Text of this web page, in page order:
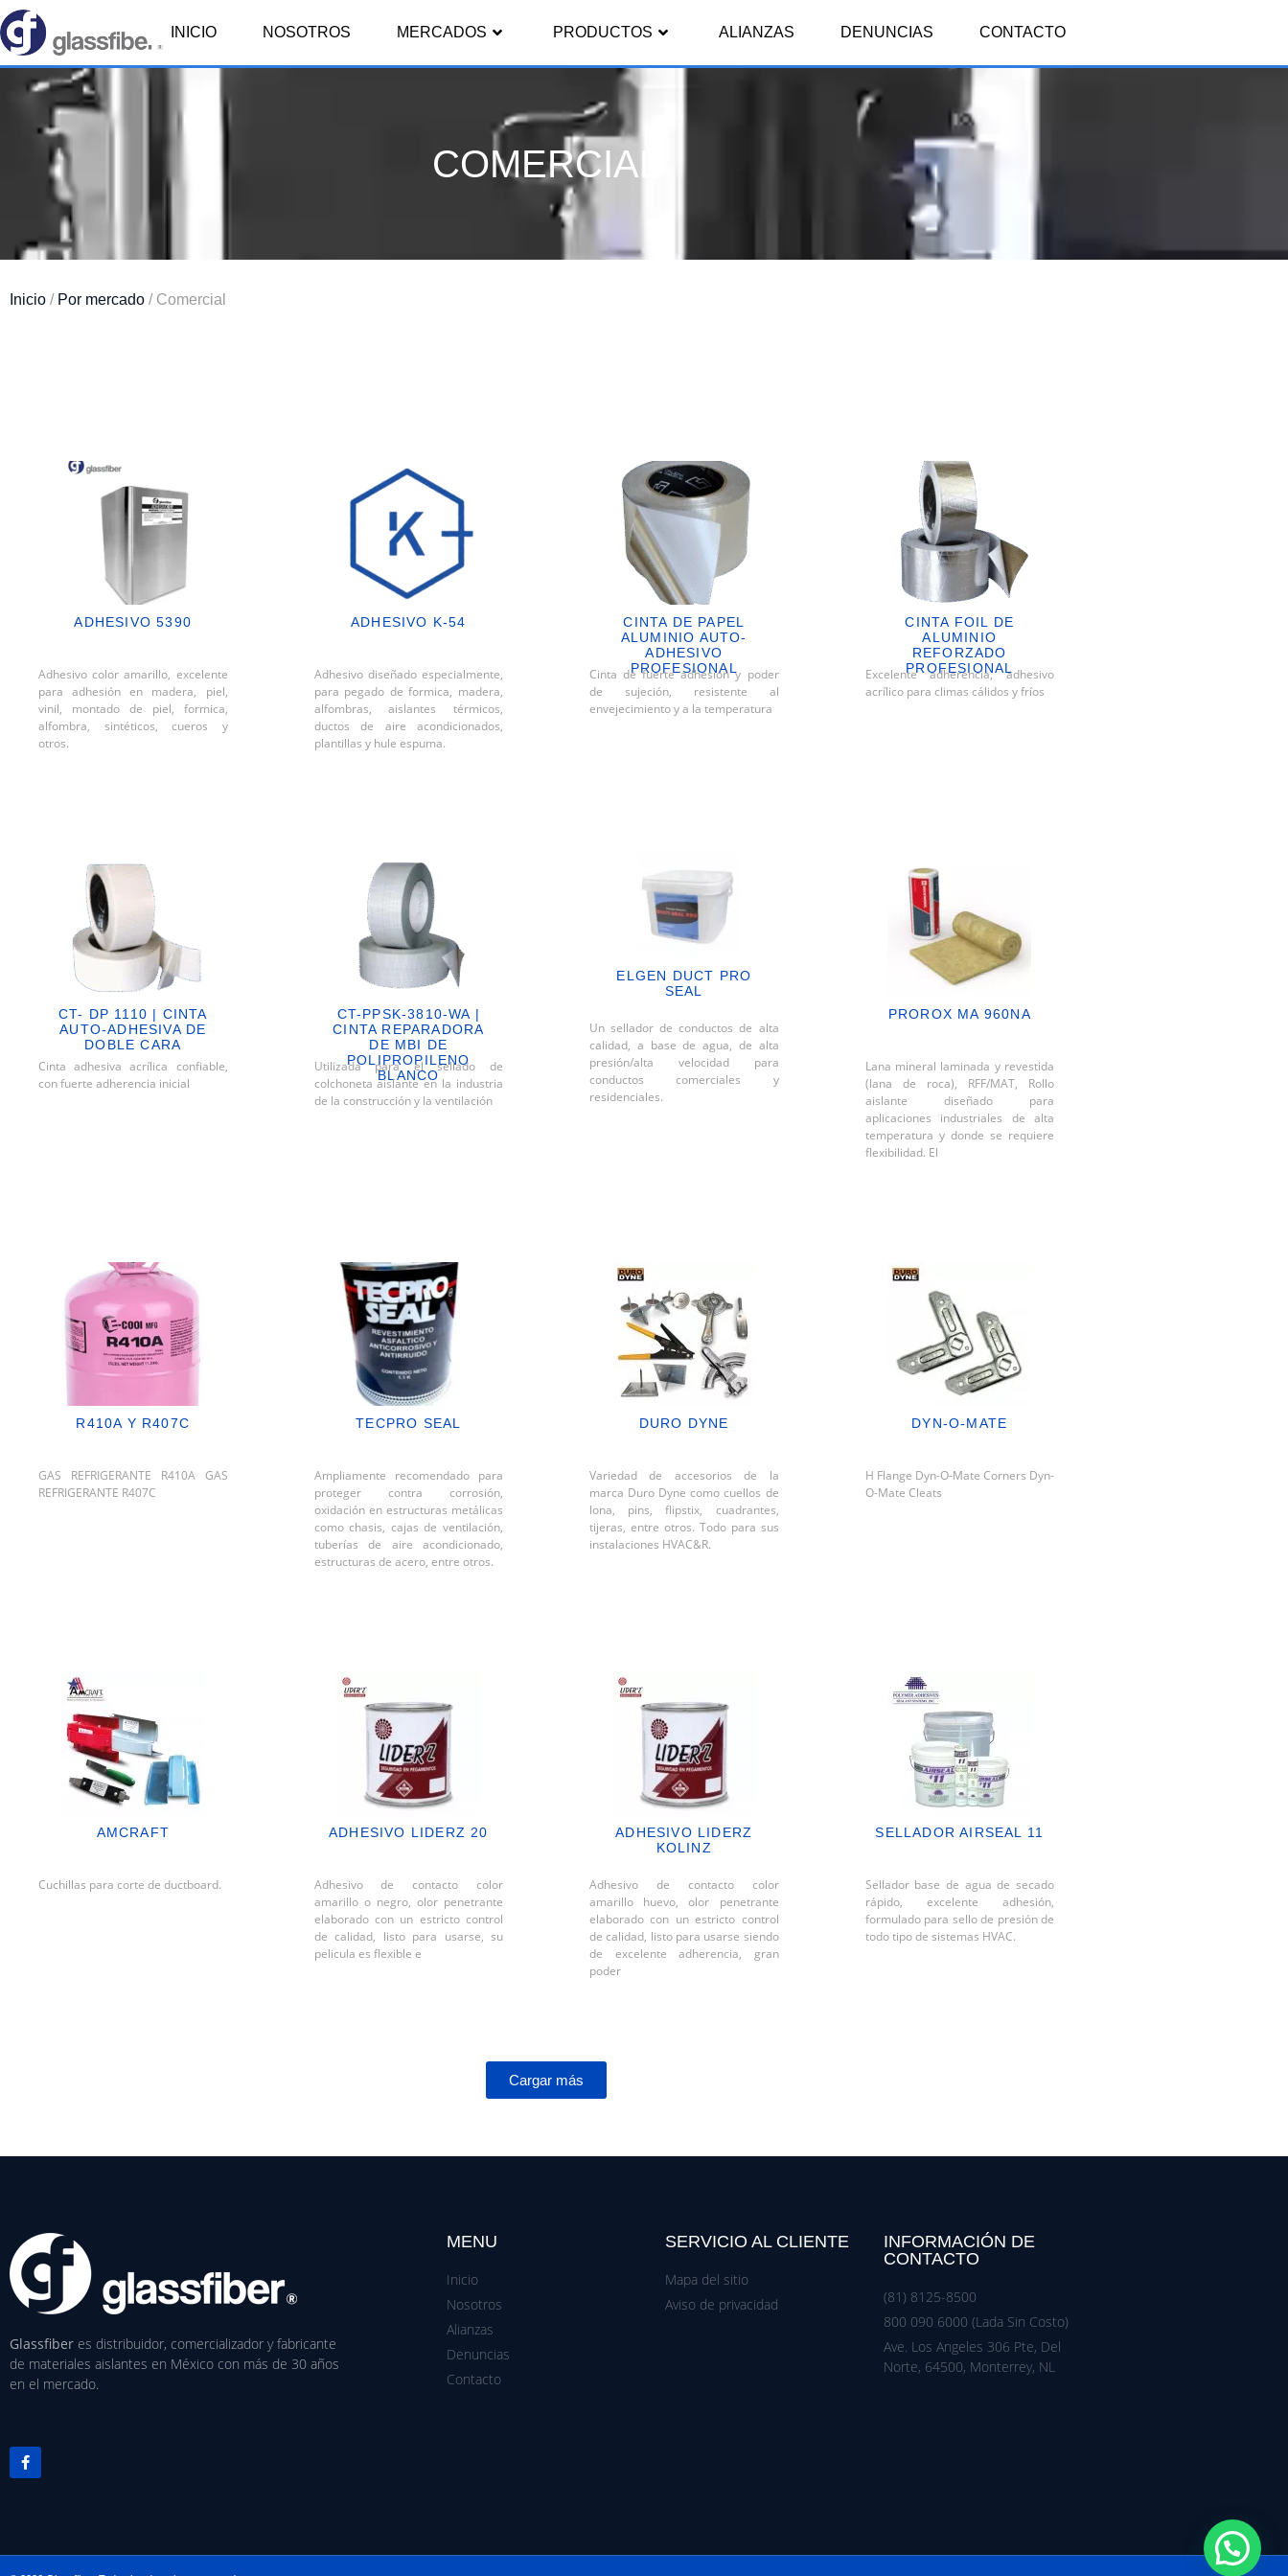
INICIO NOSOTROS MERCADOS PRODUCTOS ALIANZAS DENUNCIAS CONTACTO
COMERCIAL
Inicio / Por mercado / Comercial
ADHESIVO 5390
Adhesivo color amarillo, excelente
para adhesión en madera, piel,
vinil, montado de piel, formica,
alfombra, sintéticos, cueros y
otros.
ADHESIVO K-54
Adhesivo diseñado especialmente,
para pegado de formica, madera,
alfombras, aislantes térmicos,
ductos de aire acondicionados,
plantillas y hule espuma.
CINTA DE PAPEL
ALUMINIO AUTO-
ADHESIVO
PROFESIONAL
Cinta de fuerte adhesión y poder
de sujeción, resistente al
envejecimiento y a la temperatura
CINTA FOIL DE
ALUMINIO
REFORZADO
PROFESIONAL
Excelente adherencia, adhesivo
acrílico para climas cálidos y fríos
CT- DP 1110 | CINTA
AUTO-ADHESIVA DE
DOBLE CARA
Cinta adhesiva acrílica confiable,
con fuerte adherencia inicial
CT-PPSK-3810-WA |
CINTA REPARADORA
DE MBI DE
POLIPROPILENO
BLANCO
Utilizada para el sellado de
colchoneta aislante en la industria
de la construcción y la ventilación
ELGEN DUCT PRO
SEAL
Un sellador de conductos de alta
calidad, a base de agua, de alta
presión/alta velocidad para
conductos comerciales y
residenciales.
PROROX MA 960NA
Lana mineral laminada y revestida
(lana de roca), RFF/MAT, Rollo
aislante diseñado para
aplicaciones industriales de alta
temperatura y donde se requiere
flexibilidad. El
R410A Y R407C
GAS REFRIGERANTE R410A GAS
REFRIGERANTE R407C
TECPRO SEAL
Ampliamente recomendado para
proteger contra corrosión,
oxidación en estructuras metálicas
como chasis, cajas de ventilación,
tuberías de aire acondicionado,
estructuras de acero, entre otros.
DURO DYNE
Variedad de accesorios de la
marca Duro Dyne como cuellos de
lona, pins, flipstix, cuadrantes,
tijeras, entre otros. Todo para sus
instalaciones HVAC&R.
DYN-O-MATE
H Flange Dyn-O-Mate Corners Dyn-
O-Mate Cleats
AMCRAFT
Cuchillas para corte de ductboard.
ADHESIVO LIDERZ 20
Adhesivo de contacto color
amarillo o negro, olor penetrante
elaborado con un estricto control
de calidad, listo para usarse, su
pelicula es flexible e
ADHESIVO LIDERZ
KOLINZ
Adhesivo de contacto color
amarillo huevo, olor penetrante
elaborado con un estricto control
de calidad, listo para usarse siendo
de excelente adherencia, gran
poder
SELLADOR AIRSEAL 11
Sellador base de agua de secado
rápido, excelente adhesión,
formulado para sello de presión de
todo tipo de sistemas HVAC.
Cargar más
Glassfiber es distribuidor, comercializador y fabricante
de materiales aislantes en México con más de 30 años
en el mercado.
MENU
Inicio
Nosotros
Alianzas
Denuncias
Contacto
SERVICIO AL CLIENTE
Mapa del sitio
Aviso de privacidad
INFORMACIÓN DE
CONTACTO
(81) 8125-8500
800 090 6000 (Lada Sin Costo)
Ave. Los Angeles 306 Pte, Del
Norte, 64500, Monterrey, NL